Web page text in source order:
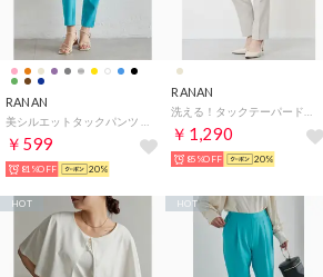
RANAN
￥599
81%OFF 20%
RANAN
￥1,290
85%OFF 20%
HOT HOT